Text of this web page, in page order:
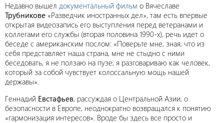
Недавно вышел документальный фильм о Вячеславе
Трубникове «Разведчик иностранных дел», там есть впервые
открытая видеозапись его выступления перед ветеранами и
коллегами его службы (вторая половина 1990-х), речь идет о
беседе с американским послом: «Поверьте мне, зная, что из
себя представляет наша страна, мне не стыдно с ними
беседовать, я не ползаю на пузе, я разговариваю как человек,
который за собой чувствует колоссальную мощь нашей
державы».
Геннадий Евстафьев, рассуждая о Центральной Азии, о
безопасности в Европе, неоднократно возвращался к понятию
«гармонизация интересов». Вроде бы здесь все просто и